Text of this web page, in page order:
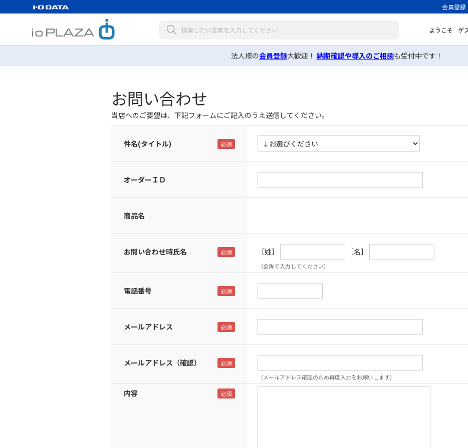
会員登録
ようこそ ゲ
法人様の会員登録大歓迎！ 納期確認や導入のご相談も受付中です！
お問い合わせ
当店へのご要望は、下記フォームにご記入のうえ送信してください。
件名(タイトル)
オーダーＩＤ
商品名
お問い合わせ時氏名 ［姓］ ［名］
（全角で入力してください）
電話番号
メールアドレス
メールアドレス（確認）
（メールアドレス確認のため再度入力をお願いします)
内容